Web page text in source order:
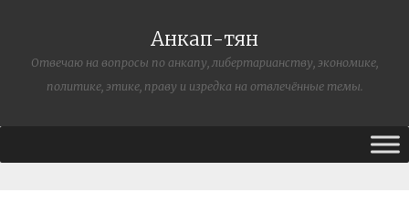
Анкап-тян
Отвечаю на вопросы по анкапу, либертарианству, экономике,
политике, этике, праву и изредка на отвлечённые темы.